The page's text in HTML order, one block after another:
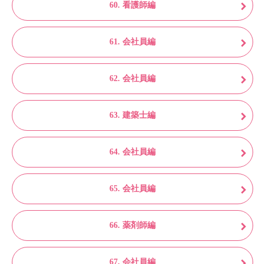
60. 看護師編
61. 会社員編
62. 会社員編
63. 建築士編
64. 会社員編
65. 会社員編
66. 薬剤師編
67. 会社員編